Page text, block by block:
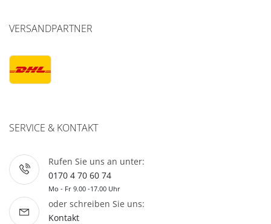
VERSANDPARTNER
SERVICE & KONTAKT
Rufen Sie uns an unter:
0170 4 70 60 74
Mo - Fr 9.00 -17.00 Uhr
oder schreiben Sie uns:
Kontakt